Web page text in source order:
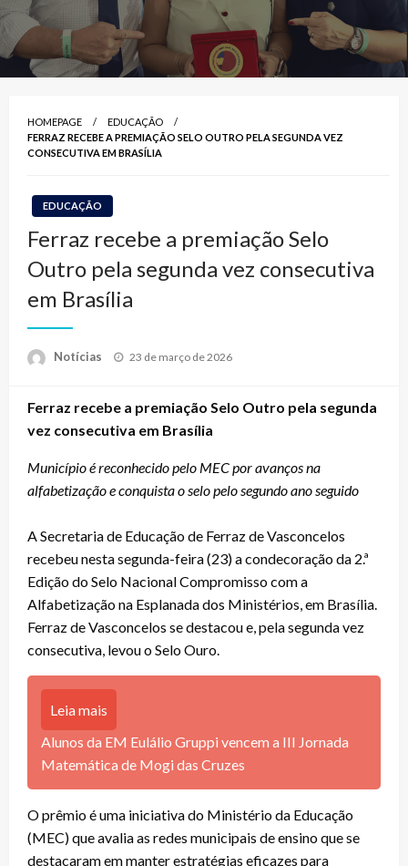
HOMEPAGE
EDUCAÇÃO
FERRAZ RECEBE A PREMIAÇÃO SELO OUTRO PELA SEGUNDA VEZ
CONSECUTIVA EM BRASÍLIA
EDUCAÇÃO
Ferraz recebe a premiação Selo
Outro pela segunda vez consecutiva
em Brasília
Notícias
Posted
23 de março de 2026
Ferraz recebe a premiação Selo Outro pela segunda
vez consecutiva em Brasília
Município é reconhecido pelo MEC por avanços na
alfabetização e conquista o selo pelo segundo ano seguido
A Secretaria de Educação de Ferraz de Vasconcelos
recebeu nesta segunda-feira (23) a condecoração da 2.ª
Edição do Selo Nacional Compromisso com a
Alfabetização na Esplanada dos Ministérios, em Brasília.
Ferraz de Vasconcelos se destacou e, pela segunda vez
consecutiva, levou o Selo Ouro.
Leia mais
Alunos da EM Eulálio Gruppi vencem a III Jornada
Matemática de Mogi das Cruzes
O prêmio é uma iniciativa do Ministério da Educação
(MEC) que avalia as redes municipais de ensino que se
destacaram em manter estratégias eficazes para